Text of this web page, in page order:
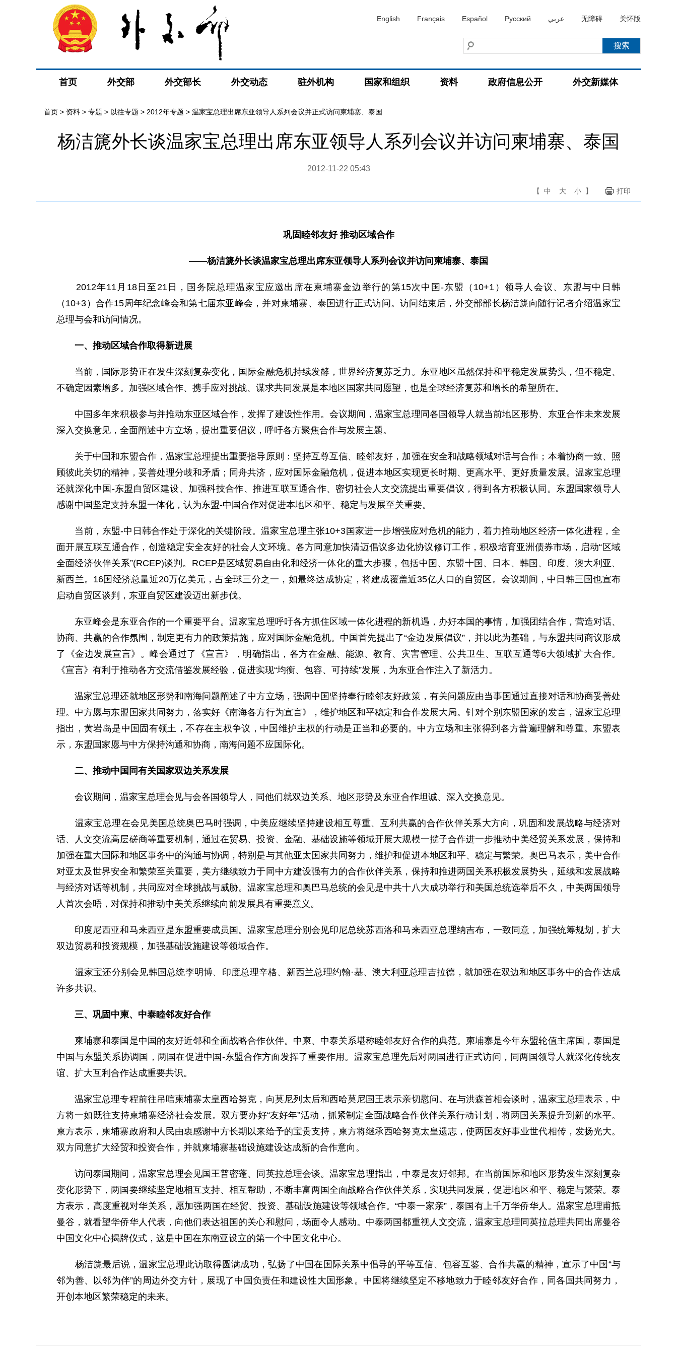
English Français Español Русский عربي 无障碍 关怀版
首页 外交部 外交部长 外交动态 驻外机构 国家和组织 资料 政府信息公开 外交新媒体
首页 > 资料 > 专题 > 以往专题 > 2012年专题 > 温家宝总理出席东亚领导人系列会议并正式访问柬埔寨、泰国
杨洁篪外长谈温家宝总理出席东亚领导人系列会议并访问柬埔寨、泰国
2012-11-22 05:43
【 中 大 小 】 打印
巩固睦邻友好 推动区域合作
——杨洁篪外长谈温家宝总理出席东亚领导人系列会议并访问柬埔寨、泰国
2012年11月18日至21日，国务院总理温家宝应邀出席在柬埔寨金边举行的第15次中国-东盟（10+1）领导人会议、东盟与中日韩
（10+3）合作15周年纪念峰会和第七届东亚峰会，并对柬埔寨、泰国进行正式访问。访问结束后，外交部部长杨洁篪向随行记者介绍温家宝
总理与会和访问情况。
一、推动区域合作取得新进展
当前，国际形势正在发生深刻复杂变化，国际金融危机持续发酵，世界经济复苏乏力。东亚地区虽然保持和平稳定发展势头，但不稳定、
不确定因素增多。加强区域合作、携手应对挑战、谋求共同发展是本地区国家共同愿望，也是全球经济复苏和增长的希望所在。
中国多年来积极参与并推动东亚区域合作，发挥了建设性作用。会议期间，温家宝总理同各国领导人就当前地区形势、东亚合作未来发展
深入交换意见，全面阐述中方立场，提出重要倡议，呼吁各方聚焦合作与发展主题。
关于中国和东盟合作，温家宝总理提出重要指导原则：坚持互尊互信、睦邻友好，加强在安全和战略领域对话与合作；本着协商一致、照
顾彼此关切的精神，妥善处理分歧和矛盾；同舟共济，应对国际金融危机，促进本地区实现更长时期、更高水平、更好质量发展。温家宝总理
还就深化中国-东盟自贸区建设、加强科技合作、推进互联互通合作、密切社会人文交流提出重要倡议，得到各方积极认同。东盟国家领导人
感谢中国坚定支持东盟一体化，认为东盟-中国合作对促进本地区和平、稳定与发展至关重要。
当前，东盟-中日韩合作处于深化的关键阶段。温家宝总理主张10+3国家进一步增强应对危机的能力，着力推动地区经济一体化进程，全
面开展互联互通合作，创造稳定安全友好的社会人文环境。各方同意加快清迈倡议多边化协议修订工作，积极培育亚洲债券市场，启动“区域
全面经济伙伴关系”(RCEP)谈判。RCEP是区域贸易自由化和经济一体化的重大步骤，包括中国、东盟十国、日本、韩国、印度、澳大利亚、
新西兰。16国经济总量近20万亿美元，占全球三分之一，如最终达成协定，将建成覆盖近35亿人口的自贸区。会议期间，中日韩三国也宣布
启动自贸区谈判，东亚自贸区建设迈出新步伐。
东亚峰会是东亚合作的一个重要平台。温家宝总理呼吁各方抓住区域一体化进程的新机遇，办好本国的事情，加强团结合作，营造对话、
协商、共赢的合作氛围，制定更有力的政策措施，应对国际金融危机。中国首先提出了“金边发展倡议”，并以此为基础，与东盟共同商议形成
了《金边发展宣言》。峰会通过了《宣言》，明确指出，各方在金融、能源、教育、灾害管理、公共卫生、互联互通等6大领域扩大合作。
《宣言》有利于推动各方交流借鉴发展经验，促进实现“均衡、包容、可持续”发展，为东亚合作注入了新活力。
温家宝总理还就地区形势和南海问题阐述了中方立场，强调中国坚持奉行睦邻友好政策，有关问题应由当事国通过直接对话和协商妥善处
理。中方愿与东盟国家共同努力，落实好《南海各方行为宣言》，维护地区和平稳定和合作发展大局。针对个别东盟国家的发言，温家宝总理
指出，黄岩岛是中国固有领土，不存在主权争议，中国维护主权的行动是正当和必要的。中方立场和主张得到各方普遍理解和尊重。东盟表
示，东盟国家愿与中方保持沟通和协商，南海问题不应国际化。
二、推动中国同有关国家双边关系发展
会议期间，温家宝总理会见与会各国领导人，同他们就双边关系、地区形势及东亚合作坦诚、深入交换意见。
温家宝总理在会见美国总统奥巴马时强调，中美应继续坚持建设相互尊重、互利共赢的合作伙伴关系大方向，巩固和发展战略与经济对
话、人文交流高层磋商等重要机制，通过在贸易、投资、金融、基础设施等领域开展大规模一揽子合作进一步推动中美经贸关系发展，保持和
加强在重大国际和地区事务中的沟通与协调，特别是与其他亚太国家共同努力，维护和促进本地区和平、稳定与繁荣。奥巴马表示，美中合作
对亚太及世界安全和繁荣至关重要，美方继续致力于同中方建设强有力的合作伙伴关系，保持和推进两国关系积极发展势头，延续和发展战略
与经济对话等机制，共同应对全球挑战与威胁。温家宝总理和奥巴马总统的会见是中共十八大成功举行和美国总统选举后不久，中美两国领导
人首次会晤，对保持和推动中美关系继续向前发展具有重要意义。
印度尼西亚和马来西亚是东盟重要成员国。温家宝总理分别会见印尼总统苏西洛和马来西亚总理纳吉布，一致同意，加强统筹规划，扩大
双边贸易和投资规模，加强基础设施建设等领域合作。
温家宝还分别会见韩国总统李明博、印度总理辛格、新西兰总理约翰·基、澳大利亚总理吉拉德，就加强在双边和地区事务中的合作达成
许多共识。
三、巩固中柬、中泰睦邻友好合作
柬埔寨和泰国是中国的友好近邻和全面战略合作伙伴。中柬、中泰关系堪称睦邻友好合作的典范。柬埔寨是今年东盟轮值主席国，泰国是
中国与东盟关系协调国，两国在促进中国-东盟合作方面发挥了重要作用。温家宝总理先后对两国进行正式访问，同两国领导人就深化传统友
谊、扩大互利合作达成重要共识。
温家宝总理专程前往吊唁柬埔寨太皇西哈努克，向莫尼列太后和西哈莫尼国王表示亲切慰问。在与洪森首相会谈时，温家宝总理表示，中
方将一如既往支持柬埔寨经济社会发展。双方要办好“友好年”活动，抓紧制定全面战略合作伙伴关系行动计划，将两国关系提升到新的水平。
柬方表示，柬埔寨政府和人民由衷感谢中方长期以来给予的宝贵支持，柬方将继承西哈努克太皇遗志，使两国友好事业世代相传，发扬光大。
双方同意扩大经贸和投资合作，并就柬埔寨基础设施建设达成新的合作意向。
访问泰国期间，温家宝总理会见国王普密蓬、同英拉总理会谈。温家宝总理指出，中泰是友好邻邦。在当前国际和地区形势发生深刻复杂
变化形势下，两国要继续坚定地相互支持、相互帮助，不断丰富两国全面战略合作伙伴关系，实现共同发展，促进地区和平、稳定与繁荣。泰
方表示，高度重视对华关系，愿加强两国在经贸、投资、基础设施建设等领域合作。“中泰一家亲”，泰国有上千万华侨华人。温家宝总理甫抵
曼谷，就看望华侨华人代表，向他们表达祖国的关心和慰问，场面令人感动。中泰两国都重视人文交流，温家宝总理同英拉总理共同出席曼谷
中国文化中心揭牌仪式，这是中国在东南亚设立的第一个中国文化中心。
杨洁篪最后说，温家宝总理此访取得圆满成功，弘扬了中国在国际关系中倡导的平等互信、包容互鉴、合作共赢的精神，宣示了中国“与
邻为善、以邻为伴”的周边外交方针，展现了中国负责任和建设性大国形象。中国将继续坚定不移地致力于睦邻友好合作，同各国共同努力，
开创本地区繁荣稳定的未来。